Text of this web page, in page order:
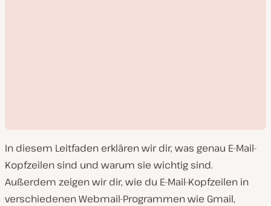
In diesem Leitfaden erklären wir dir, was genau E-Mail-
Kopfzeilen sind und warum sie wichtig sind.
Außerdem zeigen wir dir, wie du E-Mail-Kopfzeilen in
verschiedenen Webmail-Programmen wie Gmail,